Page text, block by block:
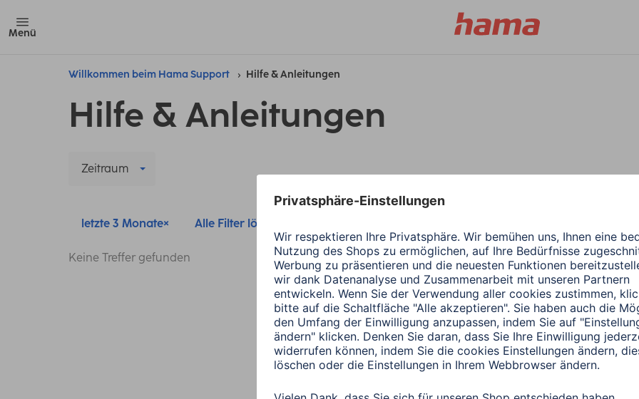
Menü
Willkommen beim Hama Support Hilfe & Anleitungen
Hilfe & Anleitungen
Zeitraum
letzte 3 Monate Alle Filter löschen
Keine Treffer gefunden